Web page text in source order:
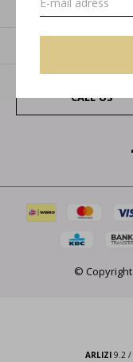
Categorieën
CALL US
© Copyright
ARLIZI9.2/